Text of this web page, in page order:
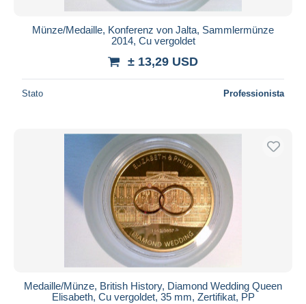
Münze/Medaille, Konferenz von Jalta, Sammlermünze
2014, Cu vergoldet
± 13,29 USD
Stato Professionista
Medaille/Münze, British History, Diamond Wedding Queen
Elisabeth, Cu vergoldet, 35 mm, Zertifikat, PP